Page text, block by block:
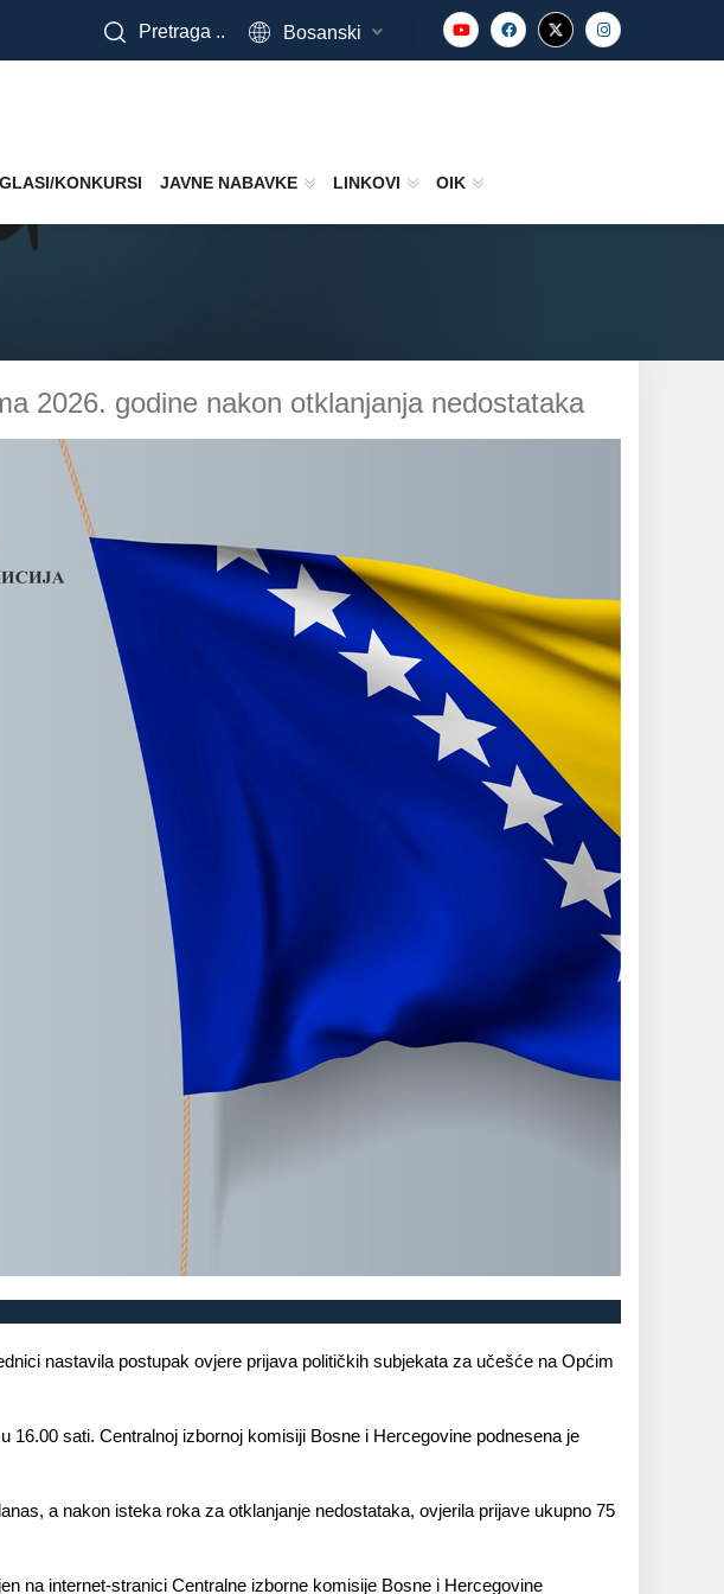
Pretraga .. Bosanski
KONKURSI JAVNE NABAVKE LINKOVI OIK
2026. godine nakon otklanjanja nedostataka
nastavila postupak ovjere prijava političkih subjekata za učešće na Općim
sati. Centralnoj izbornoj komisiji Bosne i Hercegovine podnesena je
a nakon isteka roka za otklanjanje nedostataka, ovjerila prijave ukupno 75
na internet-stranici Centralne izborne komisije Bosne i Hercegovine